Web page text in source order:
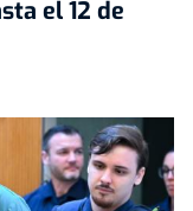
el 12 de